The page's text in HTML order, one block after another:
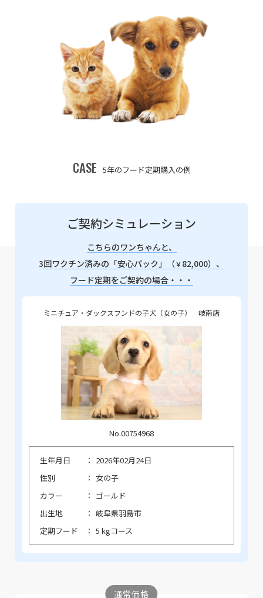
CASE 5年のフード定期購入の例
ご契約シミュレーション
こちらのワンちゃんと、
3回ワクチン済みの「安心パック」（￥82,000）、
フード定期をご契約の場合・・・
ミニチュア・ダックスフンドの子犬（女の子） 岐南店
No.00754968
生年月日
2026年02月24日
性別
女の子
カラー
ゴールド
出生地
岐阜県羽島市
定期フード
5 kgコース
通常価格